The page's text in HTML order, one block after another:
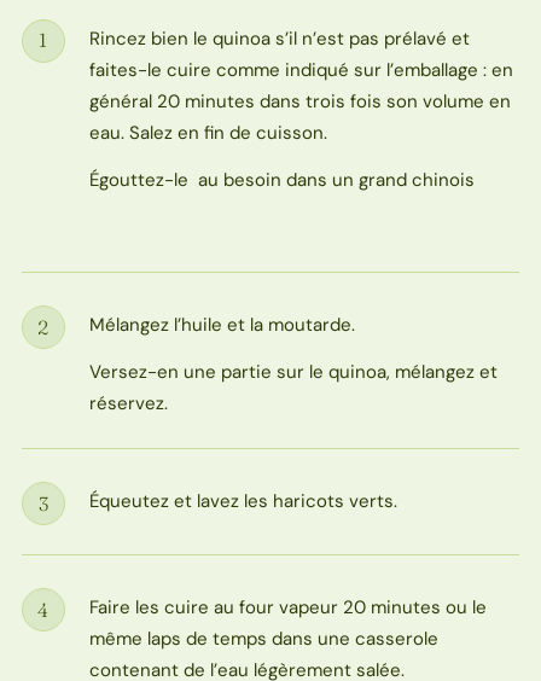
Étape
1
Rincez bien le quinoa s’il n’est pas prélavé et
faites-le cuire comme indiqué sur l’emballage : en
général 20 minutes dans trois fois son volume en
eau. Salez en fin de cuisson.
Égouttez-le au besoin dans un grand chinois
Étape
2
Mélangez l’huile et la moutarde.
Versez-en une partie sur le quinoa, mélangez et
réservez.
Étape
3 Équeutez et lavez les haricots verts.
Étape
4
Faire les cuire au four vapeur 20 minutes ou le
même laps de temps dans une casserole
contenant de l’eau légèrement salée.